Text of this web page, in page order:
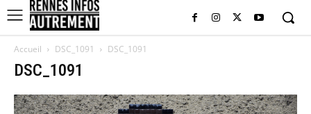
Accueil DSC_1091 DSC_1091
DSC_1091